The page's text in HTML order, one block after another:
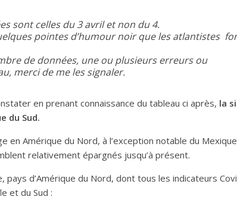
sont celles du 3 avril et non du 4.
pointes d’humour noir que les atlantistes
de données, une ou plusieurs erreurs ou
merci de me les signaler.
en prenant connaissance du tableau ci après, la
du Sud.
en Amérique du Nord, à l’exception notable du
relativement épargnés jusqu’à présent.
pays d’Amérique du Nord, dont tous les indicateurs
et du Sud :